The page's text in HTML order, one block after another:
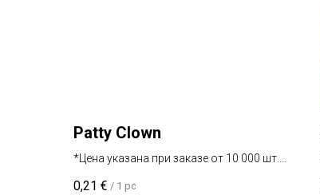
Patty Clown
*Цена указана при заказе от 10 000 шт.
0,21 € / 1 pc